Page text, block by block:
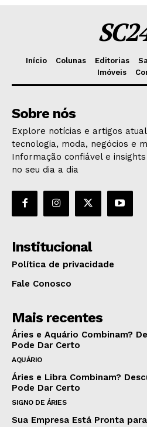
Início Colunas Editorias
Imóveis
Sobre nós
Explore notícias e artigos
tecnologia, moda, negócios e
Informação confiável e
no seu dia a dia
Institucional
Política de privacidade
Fale Conosco
Mais recentes
Áries e Aquário Combinam?
Pode Dar Certo
AQUÁRIO
Áries e Libra Combinam?
Pode Dar Certo
SIGNO DE ÁRIES
Sua Empresa Está Pronta para